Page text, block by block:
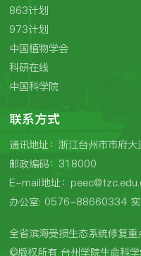
全省滨海受损生态系统修复重
©版权所有 台州学院生命科
863计划
973计划
中国植物学会
科研在线
中国科学院
联系方式
通讯地址：浙江台州市市府
邮政编码：318000
E-mail地址：
办公室: 0576-88660334